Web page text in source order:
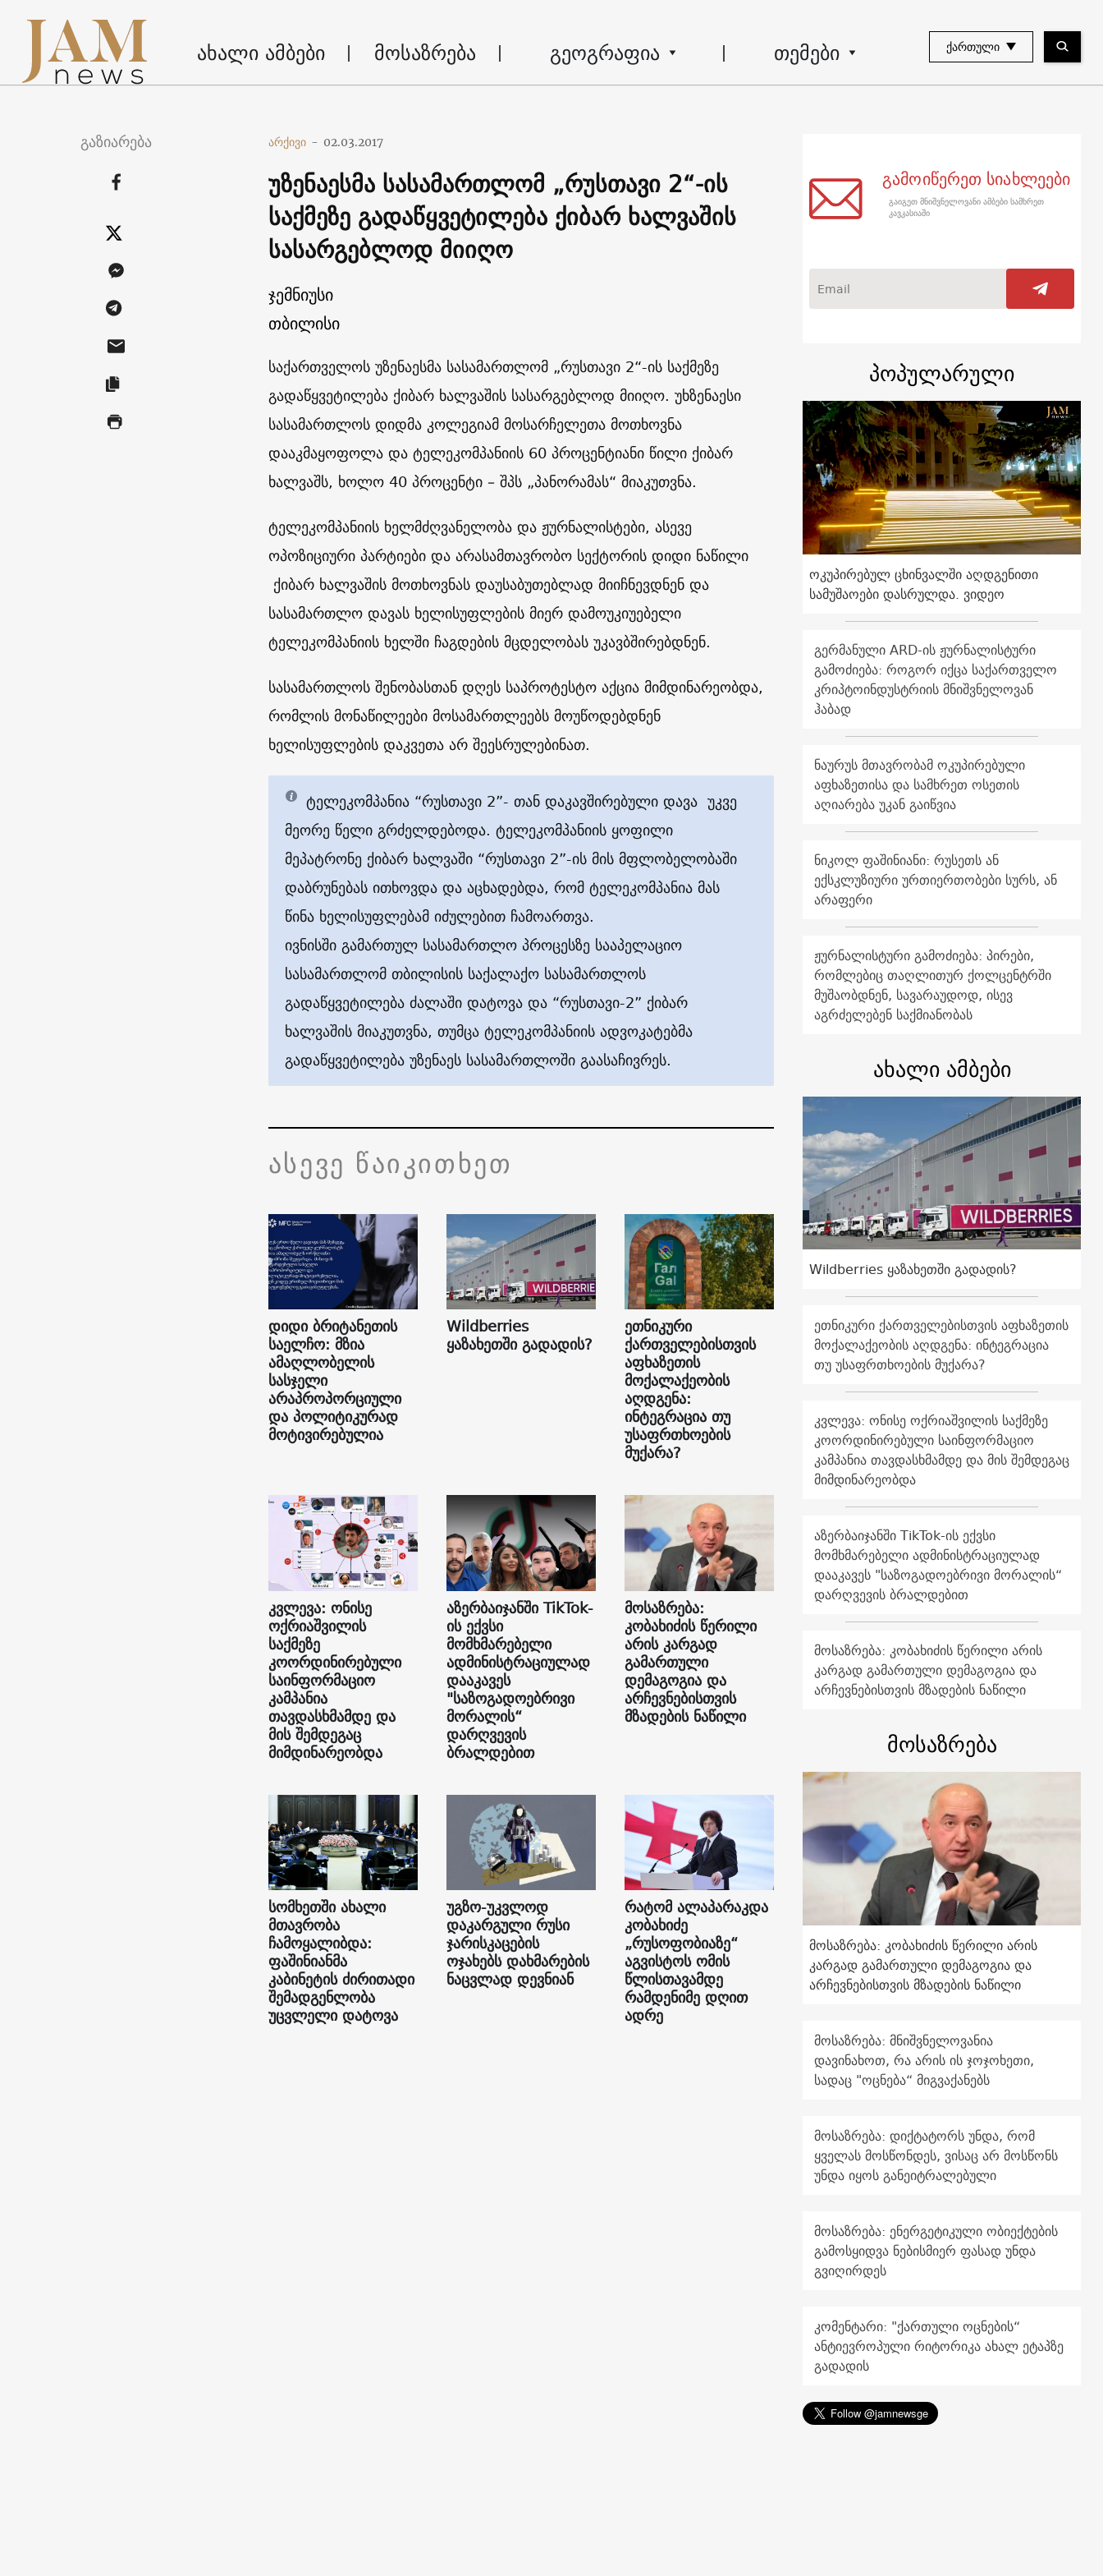
ახალი ამბები მოსაზრება გეოგრაფია თემები ᲥᲐᲠᲗᲣᲚᲘ
გაზიარება არქივი - 02.03.2017
უზენაესმა სასამართლომ „რუსთავი 2“-ის
საქმეზე გადაწყვეტილება ქიბარ ხალვაშის
სასარგებლოდ მიიღო
ჯემნიუსი
თბილისი
საქართველოს უზენაესმა სასამართლომ „რუსთავი 2“-ის საქმეზე
გადაწყვეტილება ქიბარ ხალვაშის სასარგებლოდ მიიღო. უხზენაესი
სასამართლოს დიდმა კოლეგიამ მოსარჩელეთა მოთხოვნა
დააკმაყოფოლა და ტელეკომპანიის 60 პროცენტიანი წილი ქიბარ
ხალვაშს, ხოლო 40 პროცენტი – შპს „პანორამას“ მიაკუთვნა.
ტელეკომპანიის ხელმძღვანელობა და ჟურნალისტები, ასევე
ოპოზიციური პარტიები და არასამთავრობო სექტორის დიდი ნაწილი
ქიბარ ხალვაშის მოთხოვნას დაუსაბუთებლად მიიჩნევდნენ და
სასამართლო დავას ხელისუფლების მიერ დამოუკიუებელი
ტელეკომპანიის ხელში ჩაგდების მცდელობას უკავბშირებდნენ.
სასამართლოს შენობასთან დღეს საპროტესტო აქცია მიმდინარეობდა,
რომლის მონაწილეები მოსამართლეებს მოუწოდებდნენ
ხელისუფლების დაკვეთა არ შეესრულებინათ.
ტელეკომპანია “რუსთავი 2”- თან დაკავშირებული დავა უკვე
მეორე წელი გრძელდებოდა. ტელეკომპანიის ყოფილი
მეპატრონე ქიბარ ხალვაში “რუსთავი 2”-ის მის მფლობელობაში
დაბრუნებას ითხოვდა და აცხადებდა, რომ ტელეკომპანია მას
წინა ხელისუფლებამ იძულებით ჩამოართვა.
ივნისში გამართულ სასამართლო პროცესზე სააპელაციო
სასამართლომ თბილისის საქალაქო სასამართლოს
გადაწყვეტილება ძალაში დატოვა და “რუსთავი-2” ქიბარ
ხალვაშის მიაკუთვნა, თუმცა ტელეკომპანიის ადვოკატებმა
გადაწყვეტილება უზენაეს სასამართლოში გაასაჩივრეს.
ასევე წაიკითხეთ
დიდი ბრიტანეთის
საელჩო: მზია
ამაღლობელის
სასჯელი
არაპროპორციული
და პოლიტიკურად
მოტივირებულია
Wildberries
ყაზახეთში გადადის?
ეთნიკური
ქართველებისთვის
აფხაზეთის
მოქალაქეობის
აღდგენა:
ინტეგრაცია თუ
უსაფრთხოების
მუქარა?
კვლევა: ონისე
ოქრიაშვილის
საქმეზე
კოორდინირებული
საინფორმაციო
კამპანია
თავდასხმამდე და
მის შემდეგაც
მიმდინარეობდა
აზერბაიჯანში TikTok-
ის ექვსი
მომხმარებელი
ადმინისტრაციულად
დააკავეს
"საზოგადოებრივი
მორალის“
დარღვევის
ბრალდებით
მოსაზრება:
კობახიძის წერილი
არის კარგად
გამართული
დემაგოგია და
არჩევნებისთვის
მზადების ნაწილი
სომხეთში ახალი
მთავრობა
ჩამოყალიბდა:
ფაშინიანმა
კაბინეტის ძირითადი
შემადგენლობა
უცვლელი დატოვა
უგზო-უკვლოდ
დაკარგული რუსი
ჯარისკაცების
ოჯახებს დახმარების
ნაცვლად დევნიან
რატომ ალაპარაკდა
კობახიძე
„რუსოფობიაზე“
აგვისტოს ომის
წლისთავამდე
რამდენიმე დღით
ადრე
გამოიწერეთ სიახლეები
გაიგეთ მნიშვნელოვანი ამბები სამხრეთ
კავკასიაში
პოპულარული
ოკუპირებულ ცხინვალში აღდგენითი
სამუშაოები დასრულდა. ვიდეო
გერმანული ARD-ის ჟურნალისტური
გამოძიება: როგორ იქცა საქართველო
კრიპტოინდუსტრიის მნიშვნელოვან
ჰაბად
ნაურუს მთავრობამ ოკუპირებული
აფხაზეთისა და სამხრეთ ოსეთის
აღიარება უკან გაიწვია
ნიკოლ ფაშინიანი: რუსეთს ან
ექსკლუზიური ურთიერთობები სურს, ან
არაფერი
ჟურნალისტური გამოძიება: პირები,
რომლებიც თაღლითურ ქოლცენტრში
მუშაობდნენ, სავარაუდოდ, ისევ
აგრძელებენ საქმიანობას
ახალი ამბები
Wildberries ყაზახეთში გადადის?
ეთნიკური ქართველებისთვის აფხაზეთის
მოქალაქეობის აღდგენა: ინტეგრაცია
თუ უსაფრთხოების მუქარა?
კვლევა: ონისე ოქრიაშვილის საქმეზე
კოორდინირებული საინფორმაციო
კამპანია თავდასხმამდე და მის შემდეგაც
მიმდინარეობდა
აზერბაიჯანში TikTok-ის ექვსი
მომხმარებელი ადმინისტრაციულად
დააკავეს "საზოგადოებრივი მორალის“
დარღვევის ბრალდებით
მოსაზრება: კობახიძის წერილი არის
კარგად გამართული დემაგოგია და
არჩევნებისთვის მზადების ნაწილი
მოსაზრება
მოსაზრება: კობახიძის წერილი არის
კარგად გამართული დემაგოგია და
არჩევნებისთვის მზადების ნაწილი
მოსაზრება: მნიშვნელოვანია
დავინახოთ, რა არის ის ჯოჯოხეთი,
სადაც "ოცნება“ მიგვაქანებს
მოსაზრება: დიქტატორს უნდა, რომ
ყველას მოსწონდეს, ვისაც არ მოსწონს
უნდა იყოს განეიტრალებული
მოსაზრება: ენერგეტიკული ობიექტების
გამოსყიდვა ნებისმიერ ფასად უნდა
გვიღირდეს
კომენტარი: "ქართული ოცნების“
ანტიევროპული რიტორიკა ახალ ეტაპზე
გადადის